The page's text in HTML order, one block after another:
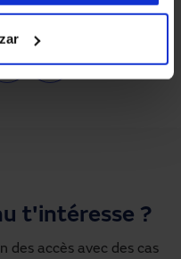
Next page
›
Dernière page
»
t'intéresse ?
des accès avec des cas